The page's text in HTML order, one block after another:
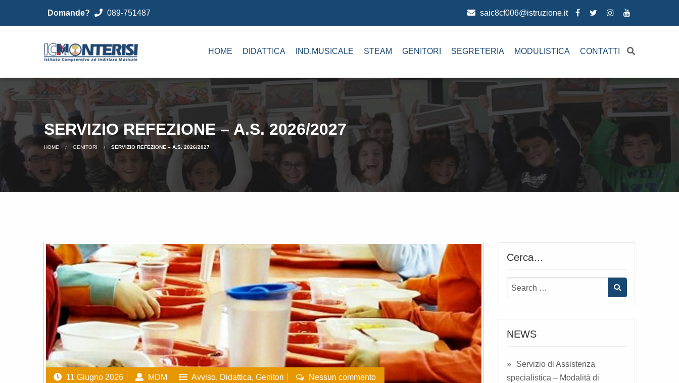
Domande? 089-751487 saic8cf006@istruzione.it
HOME DIDATTICA IND.MUSICALE STEAM GENITORI SEGRETERIA MODULISTICA CONTATTI
SERVIZIO REFEZIONE – A.S. 2026/2027
HOME GENITORI SERVIZIO REFEZIONE – A.S. 2026/2027
11 Giugno 2026 MDM Avviso, Didattica, Genitori Nessun commento
Cerca…
NEWS
Servizio di Assistenza
specialistica – Modalità di